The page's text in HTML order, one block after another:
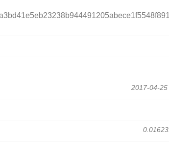
2017-04-